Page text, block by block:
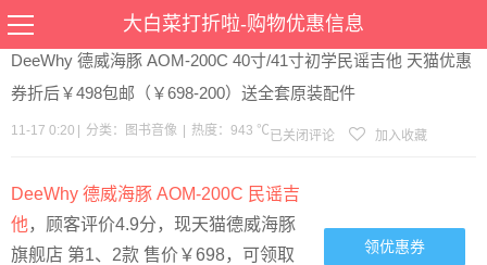
大白菜打折啦-购物优惠信息
当前位置： 优惠>图书音像>文章详情
DeeWhy 德威海豚 AOM-200C 40寸/41寸初学民谣吉他 天猫优惠
券折后￥498包邮（￥698-200）送全套原装配件
11-17 0:20 分类： 图书音像 热度：943 ℃ 已关闭评论 加入收藏
领优惠券
DeeWhy 德威海豚 AOM-200C 民谣吉
他，顾客评价4.9分，现天猫德威海豚
旗舰店 第1、2款 售价￥698，可领取